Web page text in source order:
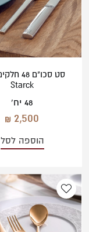
Starck
48 יח'
2,500
הוספה לסל